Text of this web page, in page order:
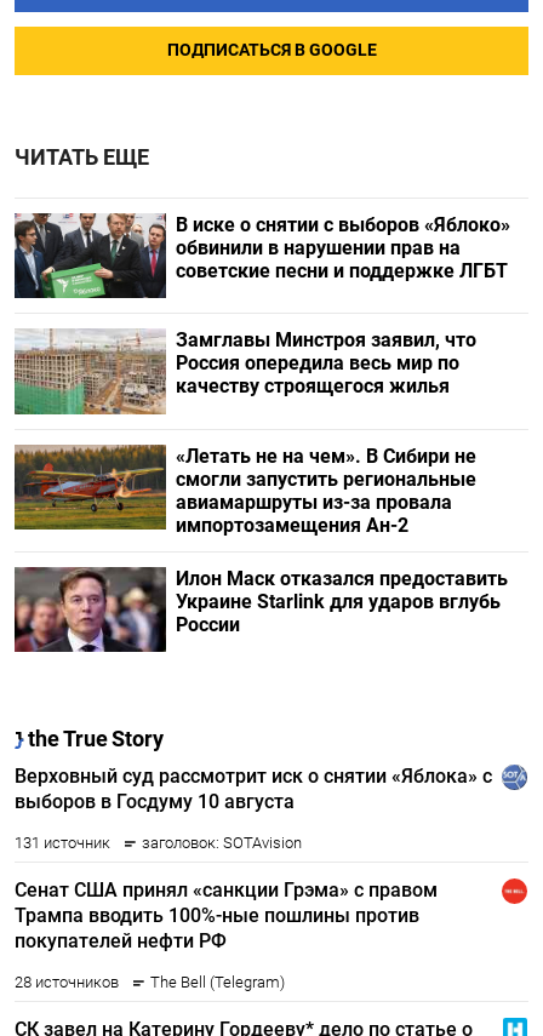
ПОДПИСАТЬСЯ В GOOGLE
ЧИТАТЬ ЕЩЕ
В иске о снятии с выборов «Яблоко»
обвинили в нарушении прав на
советские песни и поддержке ЛГБТ
Замглавы Минстроя заявил, что
Россия опередила весь мир по
качеству строящегося жилья
«Летать не на чем». В Сибири не
смогли запустить региональные
авиамаршруты из-за провала
импортозамещения Ан-2
Илон Маск отказался предоставить
Украине Starlink для ударов вглубь
России